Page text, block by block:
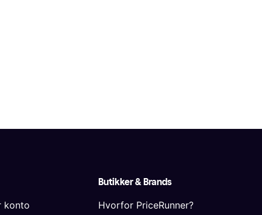
konto
Butikker & Brands
Hvorfor PriceRunner?